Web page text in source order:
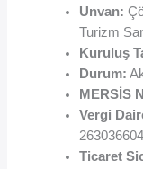
Unvan:
Turizm
Kuruluş
Durum:
MERSİS
Vergi
Ticaret